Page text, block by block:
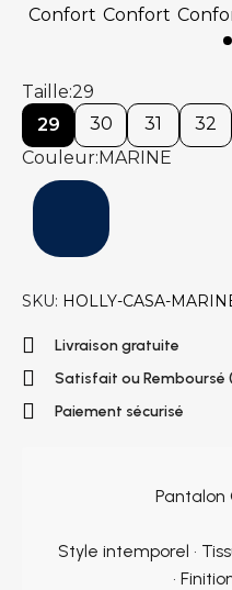
Taille 29
29
30 31 32
Couleur MARINE
SKU HOLLY-CASA-
Livraison gratuite
Satisfait ou Remboursé
Paiement sécurisé
Pantalon
Style intemporel •
•